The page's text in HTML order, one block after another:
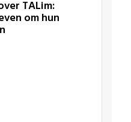
om hun